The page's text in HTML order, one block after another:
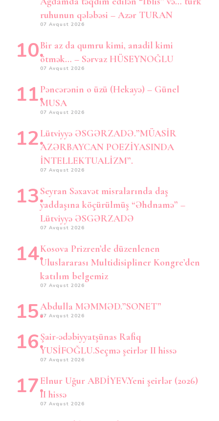
ruhunun qələbəsi – Azər TURAN
07 Avqust 2026
Bir az da qumru kimi, anadil kimi
ötmək… – Sərvaz HÜSEYNOĞLU
07 Avqust 2026
Pəncərənin o üzü (Hekayə) – Günel
MUSA
07 Avqust 2026
Lütviyyə ƏSGƏRZADƏ.”MÜASİR
AZƏRBAYCAN POEZİYASINDA
İNTELLEKTUALİZM”.
07 Avqust 2026
Seyran Səxavət misralarında daş
yaddaşına köçürülmüş “Əhdnamə” –
Lütviyyə ƏSGƏRZADƏ
07 Avqust 2026
Kosova Prizren’de düzenlenen
Uluslararası Multidisipliner Kongre’den
katılım belgemiz
07 Avqust 2026
Abdulla MƏMMƏD.”SONET”
07 Avqust 2026
Şair-ədəbiyyatşünas Rafiq
YUSİFOĞLU.Seçmə şeirlər II hissə
07 Avqust 2026
Elnur Uğur ABDİYEV.Yeni şeirlər (2026)
II hissə
07 Avqust 2026